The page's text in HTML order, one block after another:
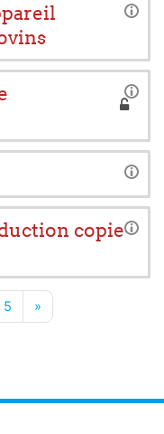
copie
4
5 Page 5
»